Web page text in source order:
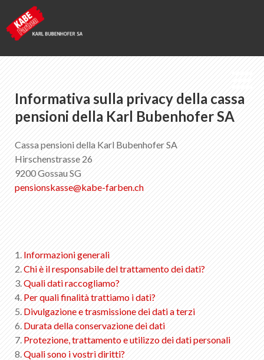
Kabe Farben
Lista dei preferiti
Informazioni su KABE Farben
DE FR EN
IT
Informativa sulla privacy della cassa
pensioni della Karl Bubenhofer SA
Cassa pensioni della Karl Bubenhofer SA
Hirschenstrasse 26
9200 Gossau SG
pensionskasse@kabe-farben.ch
1. Informazioni generali
2.Chi è il responsabile del trattamento dei dati?
3.Quali dati raccogliamo?
4. Per quali finalità trattiamo i dati?
5. Divulgazione e trasmissione dei dati a terzi
6. Durata della conservazione dei dati
7. Protezione, trattamento e utilizzo dei dati personali
8.Quali sono i vostri diritti?